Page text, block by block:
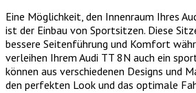
Eine Möglichkeit, den Innenraum Ihres
ist der Einbau von Sportsitzen. Diese
bessere Seitenführung und Komfort
verleihen Ihrem Audi TT 8N auch ein
können aus verschiedenen Designs und
den perfekten Look und das optimale